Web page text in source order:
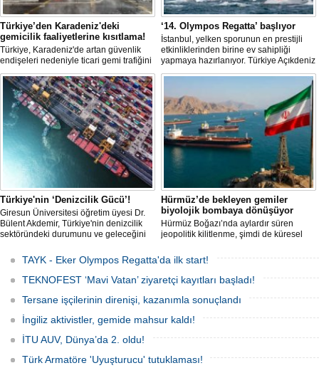
Türkiye’den Karadeniz'deki
gemicilik faaliyetlerine kısıtlama!
Türkiye, Karadeniz'de artan güvenlik
endişeleri nedeniyle ticari gemi trafiğini
kısıtlamaya başladı. Bu durum,
bölgedeki gıda güvenliğini tehdit ediyor.
‘14. Olympos Regatta’ başlıyor
İstanbul, yelken sporunun en prestijli
etkinliklerinden birine ev sahipliği
yapmaya hazırlanıyor. Türkiye Açıkdeniz
Yarış Kulübü (TAYK), Türkiye Yelken
birliğiyle hayata geçirilecek olan 14.
TAYK - Eker Olympos Regatta, 7
Ağustos'ta start alacak ve 16 Ağustos'a
kadar deniz tutkunlarını bir araya
getirecek. "Rüzgâ
Türkiye'nin ‘Denizcilik Gücü’!
Giresun Üniversitesi öğretim üyesi Dr.
Bülent Akdemir, Türkiye'nin denizcilik
sektöründeki durumunu ve geleceğini
Hürmüz’de bekleyen gemiler
biyolojik bombaya dönüşüyor
Hürmüz Boğazı’nda aylardır süren
jeopolitik kilitlenme, şimdi de küresel
aralamış olabilir. Sıcak sularda
hareketsiz bekleyen binden fazla gemi,
istilacı deniz canlıları için devasa bir
üreme merkezine dönüşmüş durumda.
TAYK - Eker Olympos Regatta'da ilk start!
TEKNOFEST ‘Mavi Vatan’ ziyaretçi kayıtları başladı!
Tersane işçilerinin direnişi, kazanımla sonuçlandı
İngiliz aktivistler, gemide mahsur kaldı!
İTU AUV, Dünya’da 2. oldu!
Türk Armatöre 'Uyuşturucu' tutuklaması!